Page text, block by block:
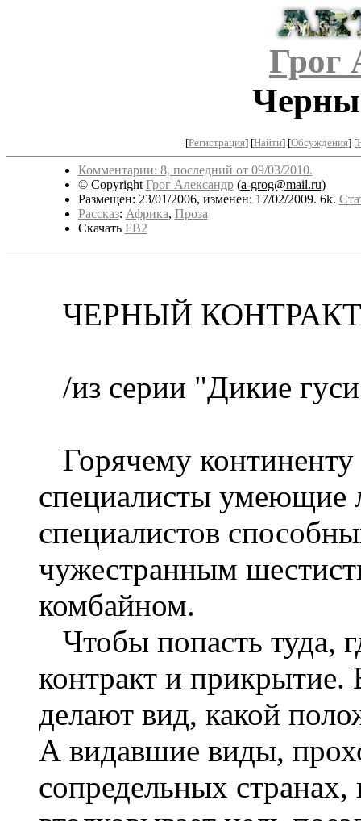
Грог
[Регистрация] [Найти] [Обсуждения] [
Комментарии: 8, последний от 09/03/2010.
© Copyright Грог Александр(a-grog@mail.ru)
Размещен: 23/01/2006, изменен: 17/02/2009. 6k.
Рассказ: Африка, Проза
Скачать FB2
ЧЕРНЫЙ КОНТРАКТ
/из серии "Дикие
Горячему
специалисты умеющие
специалистов
чужестранным
комбайном.
Чтобы попасть туда,
контракт и прикрытие.
делают вид, какой
А видавшие виды,
сопредельных